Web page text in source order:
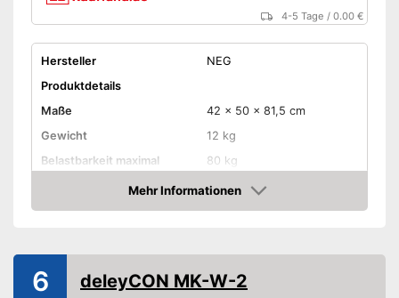
4-5 Tage /0.00 €
Hersteller
NEG
Produktdetails
Maße
42 x 50 x 81,5 cm
Gewicht
12 kg
Belastbarkeit maximal
80 kg
Wandabstand maximal
Schwenkbar
Ist schwenkbar
Mehr Informationen
Amazon
6 deleyCON MK-W-2